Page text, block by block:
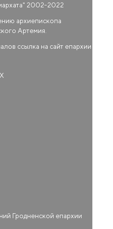
" 2002-2022
архиепископа
Артемия.
ссылка на сайт епархии
Гродненской епархии